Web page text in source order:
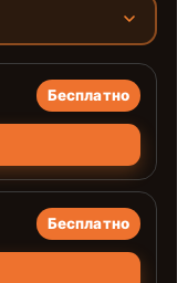
Бесплатно
Бесплатно